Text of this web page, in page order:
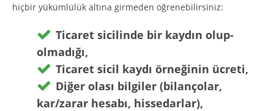
hiçbir yükümlülük altına girmeden öğrenebilirsiniz:
Ticaret sicilinde bir kaydın olup-
olmadığı,
Ticaret sicil kaydı örneğinin ücreti,
Diğer olası bilgiler (bilançolar,
kar/zarar hesabı, hissedarlar),